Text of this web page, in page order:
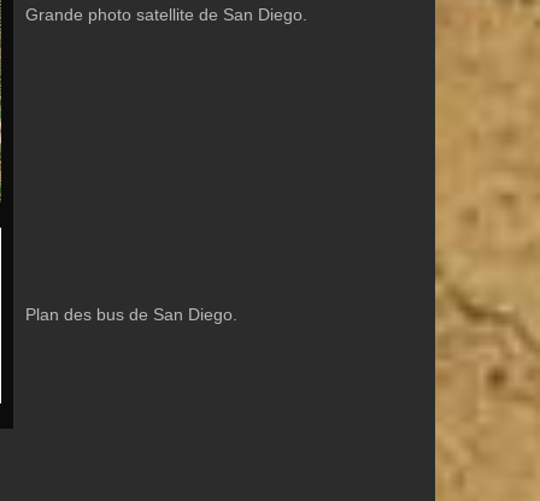
Grande photo satellite de San Diego.
Plan des bus de San Diego.